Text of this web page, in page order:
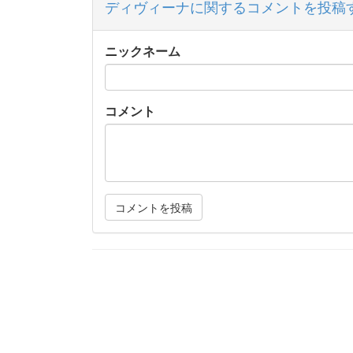
ディヴィーナに関するコメントを投稿
ニックネーム
コメント